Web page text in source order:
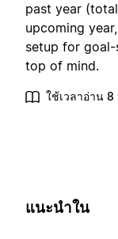
past year
upcoming
setup for
top of mind.
ใช้เวลาอ่าน 8
แนะนำใน